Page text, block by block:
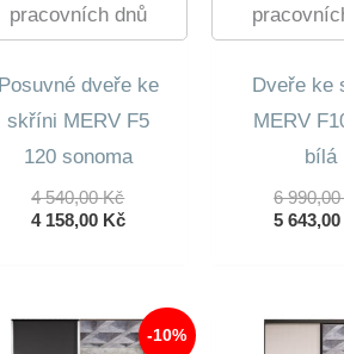
pracovních dnů
Posuvné dveře ke
skříni MERV F5
120 sonoma
4 540,00KčPůvodní
Cena
4 158,00 KčAktuální
158,00 Kč.
Dveře ke
MERV
bílá
6
5 643,00
-10%